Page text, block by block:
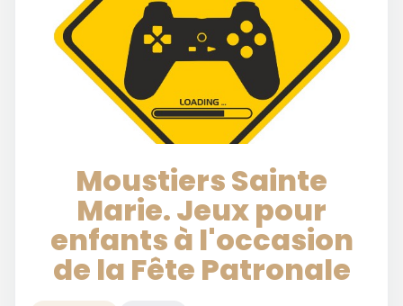
Moustiers Sainte
Marie. Jeux pour
enfants à l'occasion
de la Fête Patronale